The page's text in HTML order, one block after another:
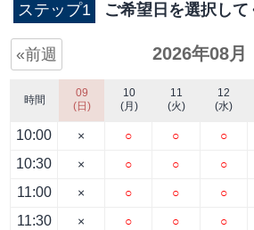
ステップ1 ご希望日を選択して
«前週 2026年08月
時間
10:00
10:30
11:00
11:30
09
(日)
×
×
×
×
10
(月)
○
○
○
○
11
(火)
○
○
○
○
12
(水)
○
○
○
○